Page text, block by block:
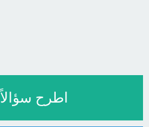
اطرح سؤالاً